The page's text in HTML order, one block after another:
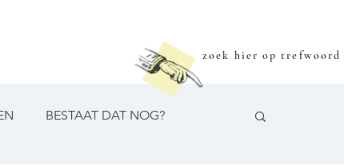
BESTAAT DAT NOG?
zoek hier op trefwoord